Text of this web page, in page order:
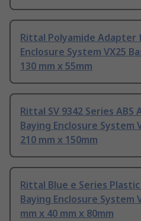
Rittal Polyamide Adapter
Enclosure System VX25
130 mm x 55mm
Rittal SV 9342 Series
Baying Enclosure System
210 mm x 150mm
Rittal Blue e Series
Baying Enclosure System
mm x 40 mm x 80mm